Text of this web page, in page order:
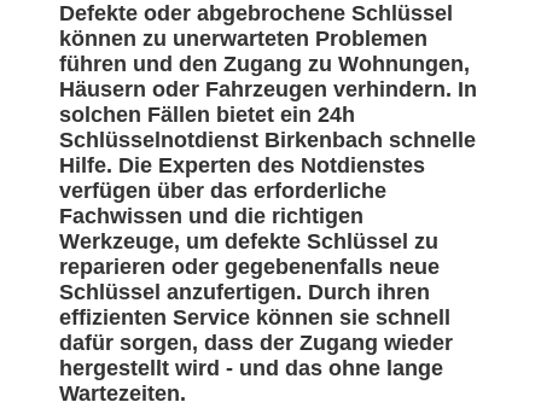
Defekte oder abgebrochene Schlüssel
können zu unerwarteten Problemen
führen und den Zugang zu Wohnungen,
Häusern oder Fahrzeugen verhindern. In
solchen Fällen bietet ein 24h
Schlüsselnotdienst Birkenbach schnelle
Hilfe. Die Experten des Notdienstes
verfügen über das erforderliche
Fachwissen und die richtigen
Werkzeuge, um defekte Schlüssel zu
reparieren oder gegebenenfalls neue
Schlüssel anzufertigen. Durch ihren
effizienten Service können sie schnell
dafür sorgen, dass der Zugang wieder
hergestellt wird - und das ohne lange
Wartezeiten.